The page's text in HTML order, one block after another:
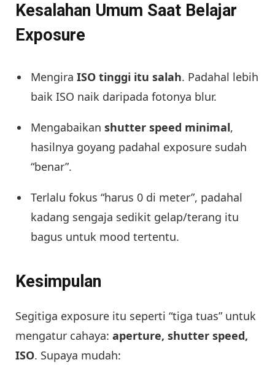
Kesalahan Umum Saat Belajar
Exposure
Mengira ISO tinggi itu salah. Padahal lebih
baik ISO naik daripada fotonya blur.
Mengabaikan shutter speed minimal,
hasilnya goyang padahal exposure sudah
“benar”.
Terlalu fokus “harus 0 di meter”, padahal
kadang sengaja sedikit gelap/terang itu
bagus untuk mood tertentu.
Kesimpulan
Segitiga exposure itu seperti “tiga tuas” untuk
mengatur cahaya: aperture, shutter speed,
ISO. Supaya mudah: